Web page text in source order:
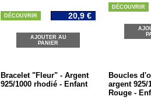
DÉCOUVRIR 20,9 €
AJOUTER AU
PANIER
DÉCOUVRIR
Bracelet "Fleur" - Argent
925/1000 rhodié - Enfant
Boucles
argent 925/
Rouge -